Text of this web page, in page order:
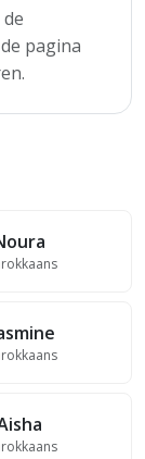
pagina